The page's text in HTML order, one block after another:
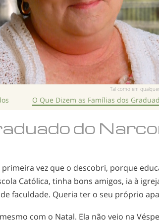
Tal como em
O Que Dizem as Famílias dos
do
vez que o descobri, porque
Católica, tinha bons amigos, ia à
faculdade. Queria ter o seu próprio
com o Natal. Ela não veio na